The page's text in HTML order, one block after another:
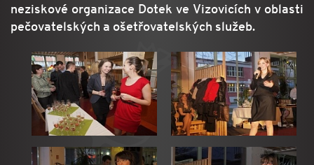
neziskové organizace Dotek ve Vizovicích v oblasti
pečovatelských a ošetřovatelských služeb.